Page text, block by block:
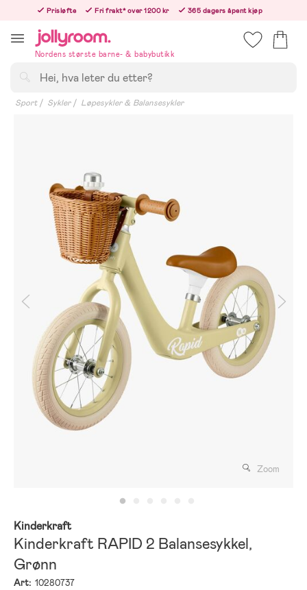
innehållet
Prisløfte Fri frakt* over 1200 kr
365 dagers åpent kjøp
Nordens største barne- & babybutikk
Sport Sykler Løpesykler & Balansesykler
Zoom
Kinderkraft
Kinderkraft RAPID 2 Balansesykkel,
Grønn
Art: 10280737